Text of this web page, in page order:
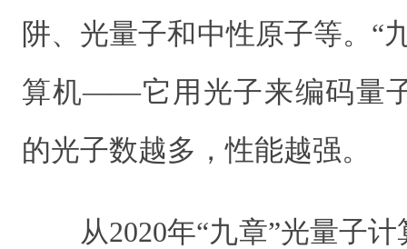
阱、光量子和中性原子等。“
算机——它用光子来编码量
的光子数越多，性能越强。
从2020年“九章”光量子